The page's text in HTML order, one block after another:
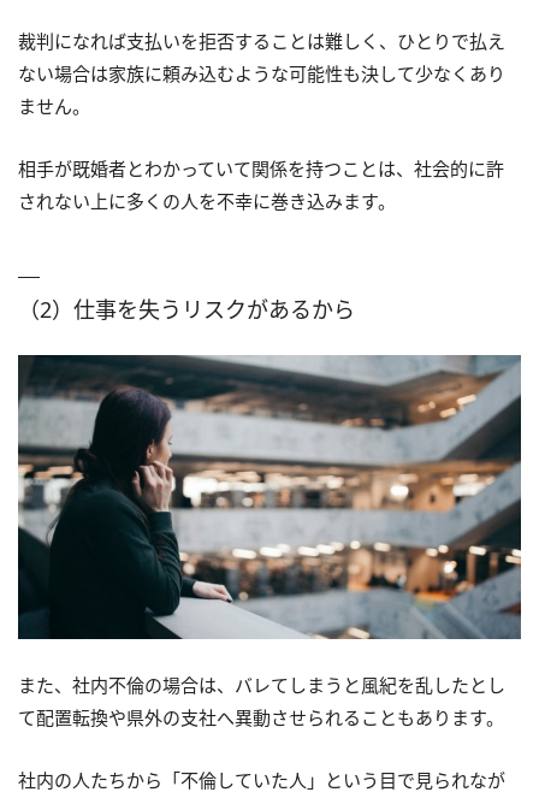
裁判になれば支払いを拒否することは難しく、ひとりで払え
ない場合は家族に頼み込むような可能性も決して少なくあり
ません。
相手が既婚者とわかっていて関係を持つことは、社会的に許
されない上に多くの人を不幸に巻き込みます。
（2）仕事を失うリスクがあるから
また、社内不倫の場合は、バレてしまうと風紀を乱したとし
て配置転換や県外の支社へ異動させられることもあります。
社内の人たちから「不倫していた人」という目で見られなが